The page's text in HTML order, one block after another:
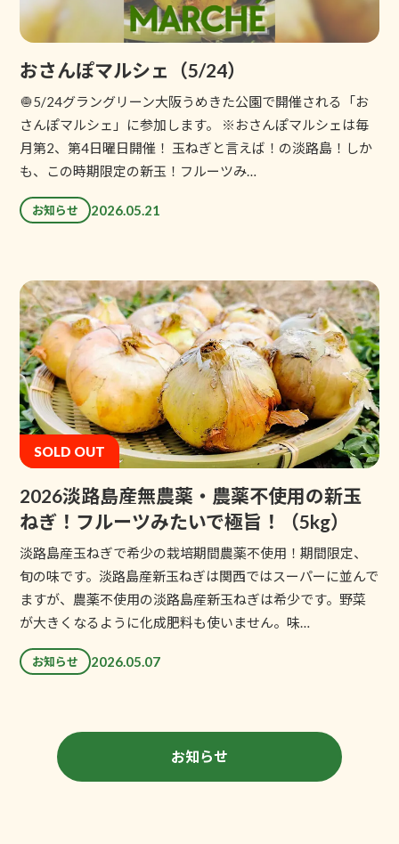
おさんぽマルシェ（5/24）
🧅5/24グラングリーン大阪うめきた公園で開催される「お
さんぽマルシェ」に参加します。 ※おさんぽマルシェは毎
月第2、第4日曜日開催！ 玉ねぎと言えば！の淡路島！しか
も、この時期限定の新玉！フルーツみ…
お知らせ 2026.05.21
SOLD OUT
2026淡路島産無農薬・農薬不使用の新玉
ねぎ！フルーツみたいで極旨！（5kg）
淡路島産玉ねぎで希少の栽培期間農薬不使用！期間限定、
旬の味です。淡路島産新玉ねぎは関西ではスーパーに並んで
ますが、農薬不使用の淡路島産新玉ねぎは希少です。野菜
が大きくなるように化成肥料も使いません。味…
お知らせ 2026.05.07
お知らせ